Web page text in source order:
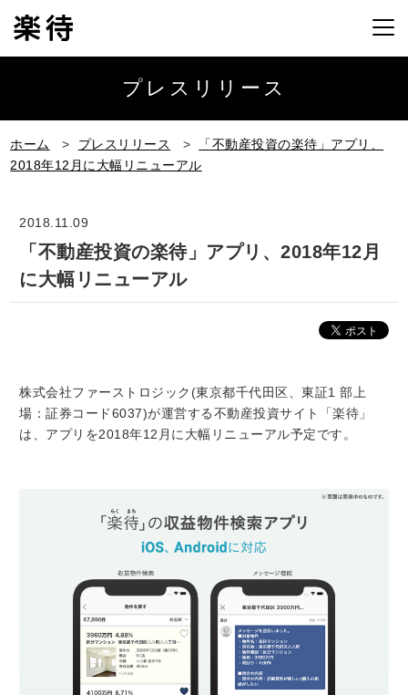
プレスリリース
ホーム > プレスリリース >
「不動産投資の楽待」アプリ、
2018年12月に大幅リニューアル
2018.11.09
「不動産投資の楽待」アプリ、2018年12月
に大幅リニューアル
株式会社ファーストロジック(東京都千代田区、東証1 部上
場：証券コード6037)が運営する不動産投資サイト「楽待」
は、アプリを2018年12月に大幅リニューアル予定です。